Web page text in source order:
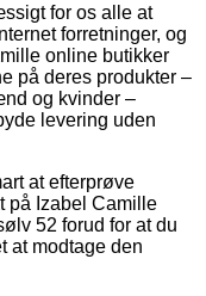
for os alle at
forretninger, og
online butikker
på deres produkter –
og kvinder –
levering uden
at efterprøve
på Izabel Camille
52 forud for at du
at modtage den